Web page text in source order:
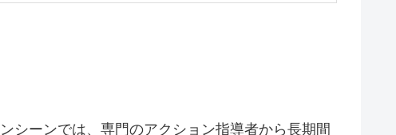
シーンでは、専門のアクション指導者から長期間